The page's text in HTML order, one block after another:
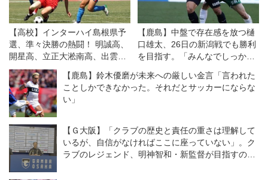
【高校】インターハイ島根県予
選、準々決勝の熱闘！ 明誠高、
開星高、立正大淞南高、出雲工
高がベスト4進出
【鹿島】中盤で存在感を放つ樋
口雄太、26日の新潟戦でも勝利
を目指す。「みんなでしっかり
【鹿島】鈴木優磨が未来への厳しい金言「言われた
ことしかできなかった。それだとサッカーにならな
い」
【Ｇ大阪】「クラブの歴史と責任の重さは理解して
いるが、自信がなければここに座っていない」。ク
ラブのレジェンド、明神智和・新監督が目指すのは